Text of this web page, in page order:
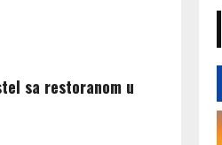
sa restoranom u